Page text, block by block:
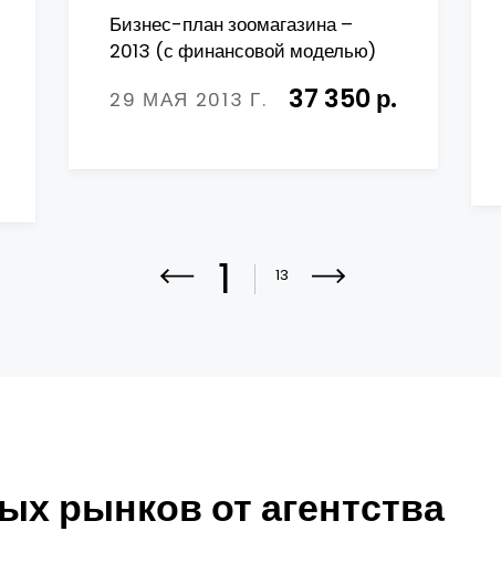
Бизнес-план зоомагазина –
2013 (с финансовой моделью)
29 МАЯ 2013 Г.
37 350 р.
1 13
рынков от агентства